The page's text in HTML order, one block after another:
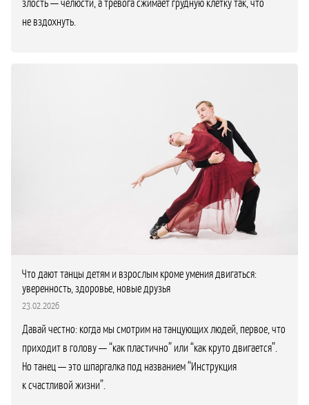
не вздохнуть.
Что дают танцы детям и взрослым кроме умения двигаться:
уверенность, здоровье, новые друзья
23.02.2026
Давай честно: когда мы смотрим на танцующих людей, первое, что
приходит в голову — “как пластично” или “как круто двигается”.
Но танец — это шпаргалка под названием “Инструкция
к счастливой жизни”.